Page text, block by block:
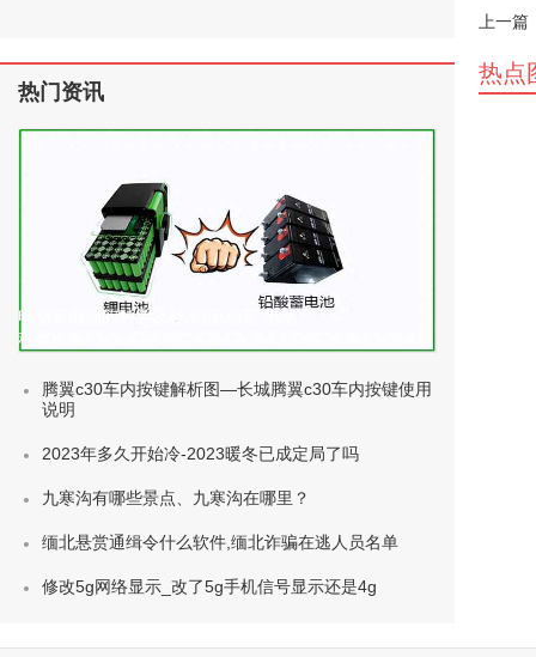
上一篇
热门资讯
电动车电池的种类及标准(电动车 电池
种类)
腾翼c30车内按键解析图—长城腾翼c30车内按键使用
说明
2023年多久开始冷-2023暖冬已成定局了吗
九寒沟有哪些景点、九寒沟在哪里？
缅北悬赏通缉令什么软件,缅北诈骗在逃人员名单
修改5g网络显示_改了5g手机信号显示还是4g
热点